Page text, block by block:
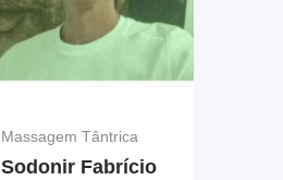
Massagem Tântrica
Sodonir Fabrício